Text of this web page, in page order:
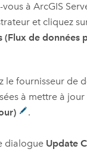
vous à ArcGIS
et cliquez
(Flux de données
le fournisseur de
à mettre à
.
dialogue Update